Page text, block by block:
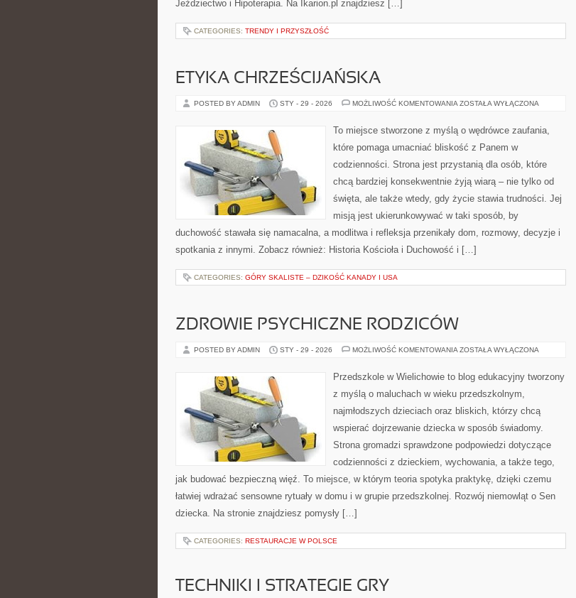
Jeździectwo i Hipoterapia. Na Ikarion.pl znajdziesz […]
CATEGORIES: TRENDY I PRZYSZŁOŚĆ
ETYKA CHRZEŚCIJAŃSKA
POSTED BY ADMIN STY - 29 - 2026 MOŻLIWOŚĆ KOMENTOWANIA ETYKA
ZOSTAŁA WYŁĄCZONA
To miejsce stworzone z myślą o wędrówce zaufania,
które pomaga umacniać bliskość z Panem w
codzienności. Strona jest przystanią dla osób, które
chcą bardziej konsekwentnie żyją wiarą – nie tylko od
święta, ale także wtedy, gdy życie stawia trudności. Jej
misją jest ukierunkowywać w taki sposób, by
duchowość stawała się namacalna, a modlitwa i refleksja przenikały dom, rozmowy, decyzje i
spotkania z innymi. Zobacz również: Historia Kościoła i Duchowość i […]
CATEGORIES: GÓRY SKALISTE – DZIKOŚĆ KANADY I USA
ZDROWIE PSYCHICZNE RODZICÓW
POSTED BY ADMIN STY - 29 - 2026 MOŻLIWOŚĆ KOMENTOWANIA ZDROWIE
ZOSTAŁA WYŁĄCZONA
Przedszkole w Wielichowie to blog edukacyjny tworzony
z myślą o maluchach w wieku przedszkolnym,
najmłodszych dzieciach oraz bliskich, którzy chcą
wspierać dojrzewanie dziecka w sposób świadomy.
Strona gromadzi sprawdzone podpowiedzi dotyczące
codzienności z dzieckiem, wychowania, a także tego,
jak budować bezpieczną więź. To miejsce, w którym teoria spotyka praktykę, dzięki czemu
łatwiej wdrażać sensowne rytuały w domu i w grupie przedszkolnej. Rozwój niemowląt o Sen
dziecka. Na stronie znajdziesz pomysły […]
CATEGORIES: RESTAURACJE W POLSCE
TECHNIKI I STRATEGIE GRY